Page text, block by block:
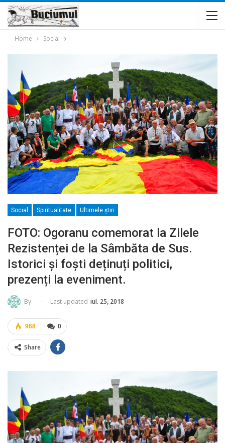
Home Social
Social Spiritualitate Ultimele ştiri
FOTO: Ogoranu comemorat la Zilele
Rezistenței de la Sâmbăta de Sus.
Istorici și foști deținuți politici,
prezenți la eveniment.
By Last updated iul. 25, 2018
0
968
Share